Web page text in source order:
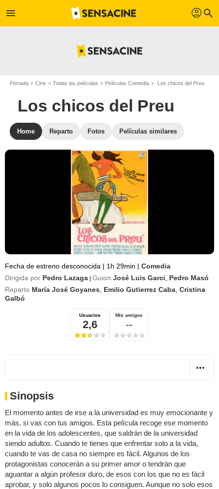
menu profil search
Portada Cine Todas las películas Películas Comedia Los chicos del Preu
Los chicos del Preu
Home Reparto Fotos Películas similares
Fecha de estreno desconocida | 1h 29min | Comedia
Dirigida por Pedro Lazaga Guion José Luis Garci
Pedro Masó
Reparto María José Goyanes Emilio Gutierrez Caba Cristina
Galbó
Usuarios
2,6
Mis amigos
--
Sinopsis
El momento antes de irse a la universidad es muy emocionante y
más, si vas con tus amigos. Esta película recoge ese momento
en la vida de los adolescentes, que saldrán de la universidad
siendo adultos. Cuando te tienes que enfrentar solo a la vida,
cuando te vas de casa no siempre es fácil. Algunos de los
protagonistas conocerán a su primer amor o tendrán que
aguantar a algún profesor duro, de esos con los que no es fácil
aprobar, y solo algunos pocos lo consiguen. Aunque no solo esos